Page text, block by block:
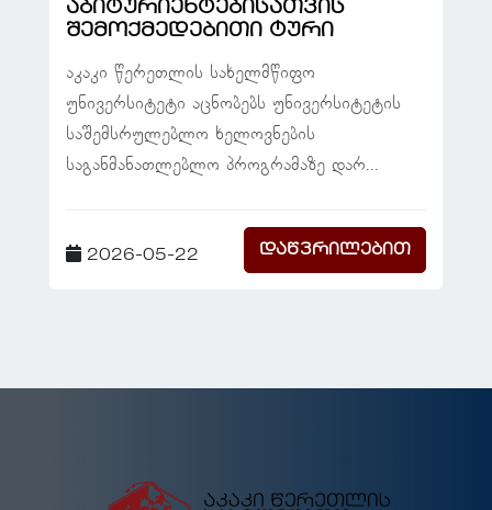
აბიტურიენტებისათვის
შემოქმედებითი ტური
აკაკი წერეთლის სახელმწიფო
უნივერსიტეტი აცნობებს უნივერსიტეტის
საშემსრულებლო ხელოვნების
საგანმანათლებლო პროგრამაზე დარ...
2026-05-22 დაწვრილებით